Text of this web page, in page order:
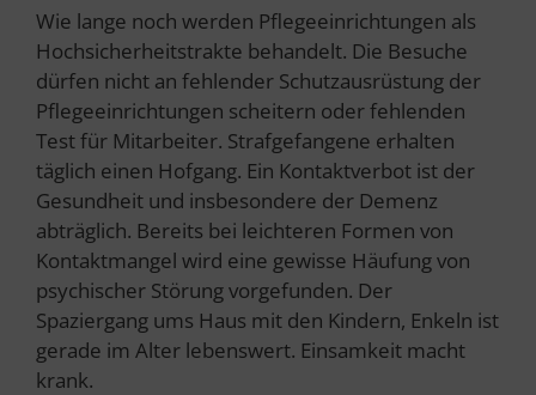
Wie lange noch werden Pflegeeinrichtungen als
Hochsicherheitstrakte behandelt. Die Besuche
dürfen nicht an fehlender Schutzausrüstung der
Pflegeeinrichtungen scheitern oder fehlenden
Test für Mitarbeiter. Strafgefangene erhalten
täglich einen Hofgang. Ein Kontaktverbot ist der
Gesundheit und insbesondere der Demenz
abträglich. Bereits bei leichteren Formen von
Kontaktmangel wird eine gewisse Häufung von
psychischer Störung vorgefunden. Der
Spaziergang ums Haus mit den Kindern, Enkeln ist
gerade im Alter lebenswert. Einsamkeit macht
krank.